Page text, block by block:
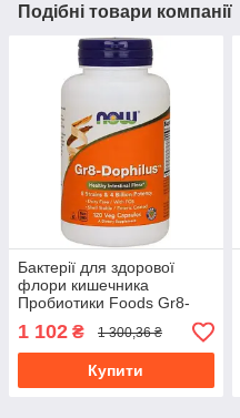
Подібні товари компанії
Бактерії для здорової
флори кишечника
Пробиотики Foods Gr8-
Dophilus (120 капс) нау
фудс
1 102 ₴ 1 300,36 ₴
Купити